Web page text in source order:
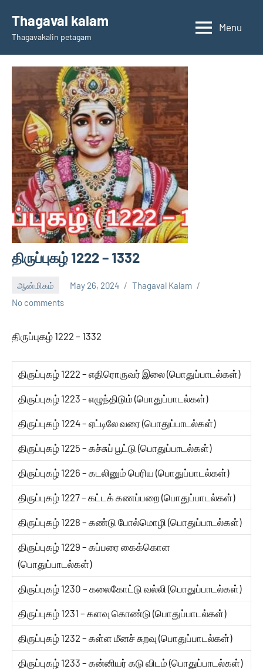
content
Thagaval kalam
Thagavakalin petagam
Menu
திருப்புகழ் 1222 – 1332
ஆன்மிகம் May 26, 2024
Thagaval Kalam
No comments
திருப்புகழ் 1222 – 1332
திருப்புகழ் 1222 – எதிரொருவர் இலை (பொதுப்பாடல்கள்)
திருப்புகழ் 1223 – எழுந்திடும் (பொதுப்பாடல்கள்)
திருப்புகழ் 1224 – ஏட்டிலே வரை (பொதுப்பாடல்கள்)
திருப்புகழ் 1225 – கச்சுப் பூட்டு (பொதுப்பாடல்கள்)
திருப்புகழ் 1226 – கடலினும் பெரிய (பொதுப்பாடல்கள்)
திருப்புகழ் 1227 – கட்டக் கணப்பறை (பொதுப்பாடல்கள்)
திருப்புகழ் 1228 – கண்டு போல்மொழி (பொதுப்பாடல்கள்)
திருப்புகழ் 1229 – கப்பரை கைக்கொள
(பொதுப்பாடல்கள்)
திருப்புகழ் 1230 – கலைகோட்டு வல்லி (பொதுப்பாடல்கள்)
திருப்புகழ் 1231 – களவு கொண்டு (பொதுப்பாடல்கள்)
திருப்புகழ் 1232 – கள்ள மீனச் சுறவு (பொதுப்பாடல்கள்)
திருப்புகழ் 1233 – கன்னியர் கடு விடம் (பொதுப்பாடல்கள்)